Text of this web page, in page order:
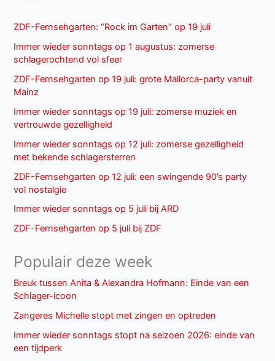
ZDF-Fernsehgarten: “Rock im Garten” op 19 juli
Immer wieder sonntags op 1 augustus: zomerse
schlagerochtend vol sfeer
ZDF-Fernsehgarten op 19 juli: grote Mallorca-party vanuit
Mainz
Immer wieder sonntags op 19 juli: zomerse muziek en
vertrouwde gezelligheid
Immer wieder sonntags op 12 juli: zomerse gezelligheid
met bekende schlagersterren
ZDF-Fernsehgarten op 12 juli: een swingende 90’s party
vol nostalgie
Immer wieder sonntags op 5 juli bij ARD
ZDF-Fernsehgarten op 5 juli bij ZDF
Populair deze week
Breuk tussen Anita & Alexandra Hofmann: Einde van een
Schlager-icoon
Zangeres Michelle stopt met zingen en optreden
Immer wieder sonntags stopt na seizoen 2026: einde van
een tijdperk